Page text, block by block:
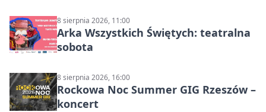
8 sierpnia 2026, 11:00
Arka Wszystkich Świętych: teatralna
sobota
8 sierpnia 2026, 16:00
Rockowa Noc Summer GIG Rzeszów –
koncert